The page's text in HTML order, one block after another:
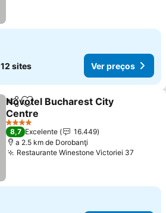
12 sites Ver preços
PartilharAdicionar aos favoritos
Novotel Bucharest City
Centre
4 Estrelas
8,7 Excelente
16.449
a 2.5 km de Dorobanţi
Restaurante Winestone Victoriei 37